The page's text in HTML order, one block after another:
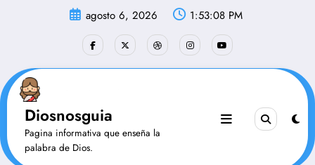
agosto 6, 2026 1:53:08 PM
Diosnosguia
Pagina informativa que enseña la
palabra de Dios.